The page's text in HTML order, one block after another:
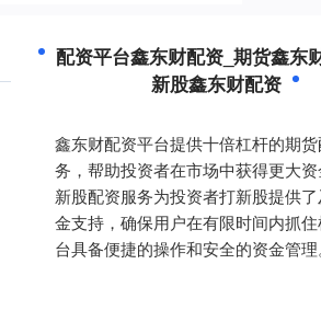
配资平台鑫东财配资_期货鑫东
新股鑫东财配资
鑫东财配资平台提供十倍杠杆的期
务，帮助投资者在市场中获得更大资
新股配资服务为投资者打新股提供
金支持，确保用户在有限时间内抓
台具备便捷的操作和安全的资金管理